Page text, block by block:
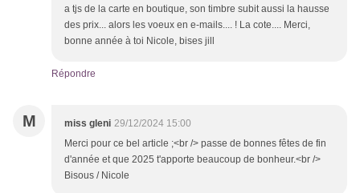
a tjs de la carte en boutique, son timbre subit aussi la hausse
des prix... alors les voeux en e-mails.... ! La cote.... Merci,
bonne année à toi Nicole, bises jill
Répondre
M miss gleni 29/12/2024 15:00
Merci pour ce bel article ;<br /> passe de bonnes fêtes de fin
d'année et que 2025 t'apporte beaucoup de bonheur.<br />
Bisous / Nicole